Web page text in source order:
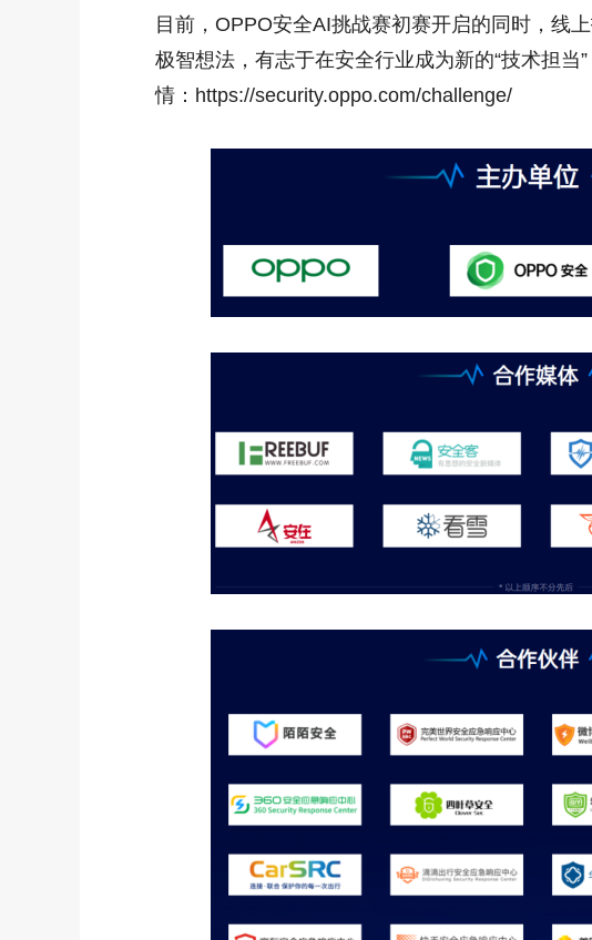
目前，OPPO安全AI挑战赛初赛开启的同时，线
极智想法，有志于在安全行业成为新的“技术担当
情：https://security.oppo.com/challenge/